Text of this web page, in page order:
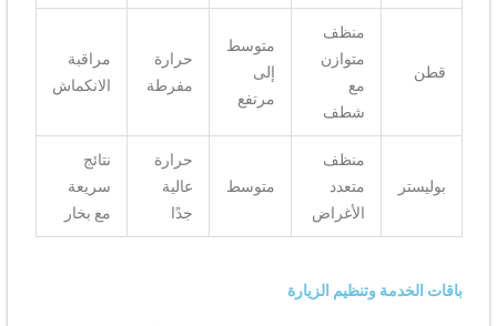
قطن
منظف
متوازن
مع
شطف
متوسط
إلى
مرتفع
حرارة
مفرطة
مراقبة
الانكماش
بوليستر
منظف
متعدد
الأغراض
متوسط
حرارة
عالية
جدًا
نتائج
سريعة
مع بخار
باقات الخدمة وتنظيم الزيارة